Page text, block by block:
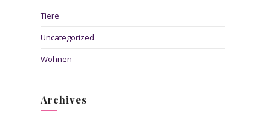
Tiere
Uncategorized
Wohnen
Archives